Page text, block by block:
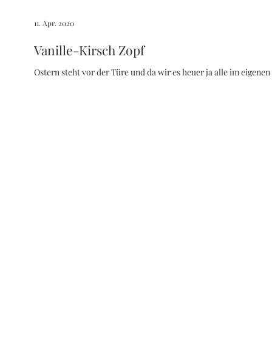
Vanille-Kirsch Zopf
Ostern steht vor der Türe und da wir es heuer ja alle im
11. Apr. 2020